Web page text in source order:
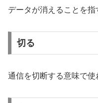
データが消えることを指
切る
通信を切断する意味で使